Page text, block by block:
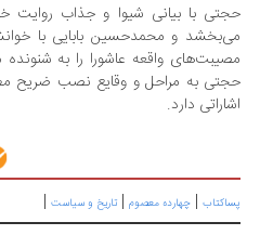
با بیانی شیوا و جذاب روایت خود را
و محمدحسین بابایی با خوانشی
واقعه‌ عاشورا را به شنونده منتقل
به مراحل و وقایع نصب ضریح مطهر
دارد.
|چهارده معصوم|تاریخ و سیاست |